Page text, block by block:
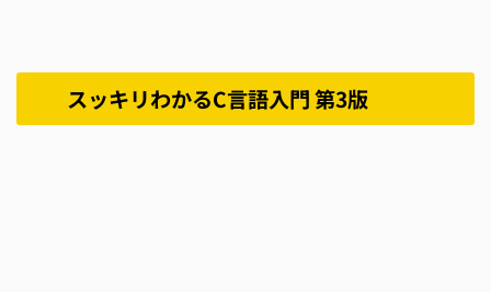
スッキリわかるC言語入門 第3版